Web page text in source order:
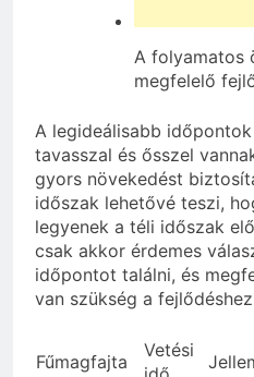
A folyamatos
megfelelő
A legideálisabb
tavasszal és ősszel
gyors növekedést
időszak lehetővé teszi,
legyenek a téli időszak
csak akkor érdemes
időpontot találni, és
van szükség a
Fűmagfajta
Vetési